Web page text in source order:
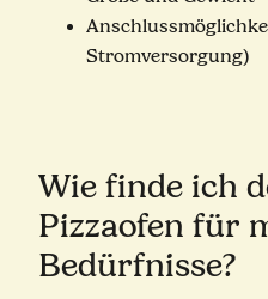
Stromversorgung)
Wie finde ich
Pizzaofen für
Bedürfnisse?